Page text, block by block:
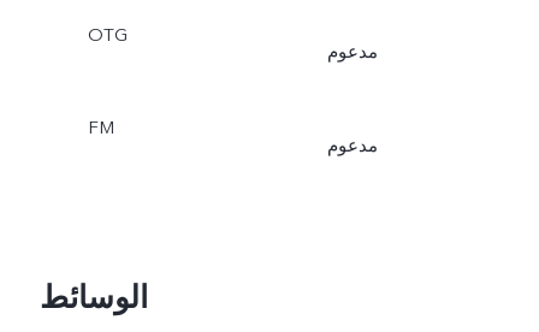
OTG
مدعوم
FM
مدعوم
الوسائط